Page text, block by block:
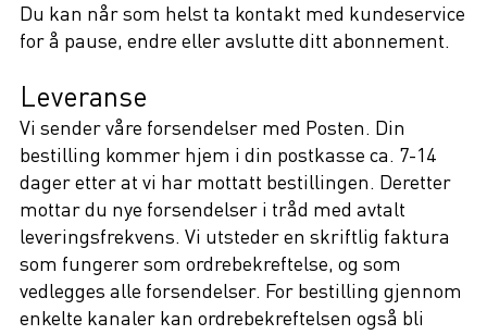
Du kan når som helst ta kontakt med kundeservice
for å pause, endre eller avslutte ditt abonnement.
Leveranse
Vi sender våre forsendelser med Posten. Din
bestilling kommer hjem i din postkasse ca. 7-14
dager etter at vi har mottatt bestillingen. Deretter
mottar du nye forsendelser i tråd med avtalt
leveringsfrekvens. Vi utsteder en skriftlig faktura
som fungerer som ordrebekreftelse, og som
vedlegges alle forsendelser. For bestilling gjennom
enkelte kanaler kan ordrebekreftelsen også bli